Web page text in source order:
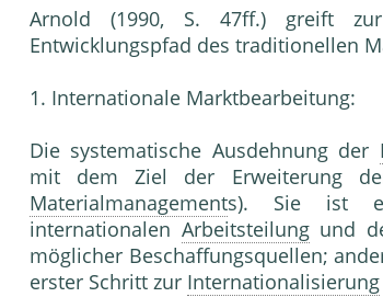
Arnold (1990, S. 47ff.) greift
Entwicklungspfad des traditionellen
1. Internationale Marktbearbeitung:
Die systematische Ausdehnung der
mit dem Ziel der Erweiterung
Materialmanagements). Sie ist
internationalen Arbeitsteilungund
möglicher Beschaffungsquellen;
erster Schritt zur Internationalisierung